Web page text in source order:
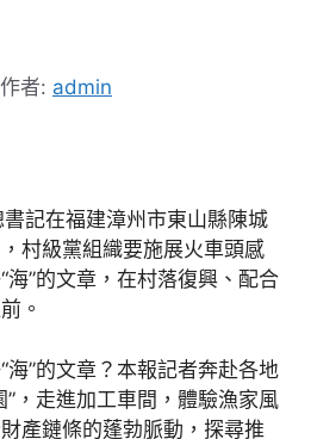
作者: admin
記在福建漳州市東山縣陳城
村級黨組織要施展火車頭感
海”的文章，在村落復興、配合
。
海”的文章？本報記者奔赴各地
”，走進加工車間，體驗漁家風
產鏈條的蓬勃脈動，探尋推